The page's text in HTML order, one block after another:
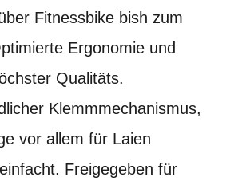
Fitnessbike bish zum
Ergonomie und
Qualitäts.
Klemmmechanismus,
vor allem für Laien
Freigegeben für